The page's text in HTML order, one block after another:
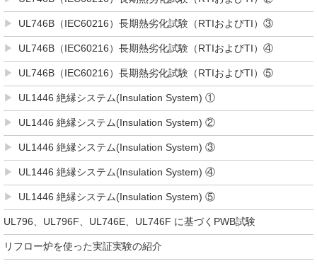
UL746B（IEC60216）長期熱劣化試験（RTIおよびTI）③
UL746B（IEC60216）長期熱劣化試験（RTIおよびTI）④
UL746B（IEC60216）長期熱劣化試験（RTIおよびTI）⑤
UL1446 絶縁システム(Insulation System) ①
UL1446 絶縁システム(Insulation System) ②
UL1446 絶縁システム(Insulation System) ③
UL1446 絶縁システム(Insulation System) ④
UL1446 絶縁システム(Insulation System) ⑤
UL796、UL796F、UL746E、UL746F に基づくPWB試験
リフロー炉を使った実証実験の紹介